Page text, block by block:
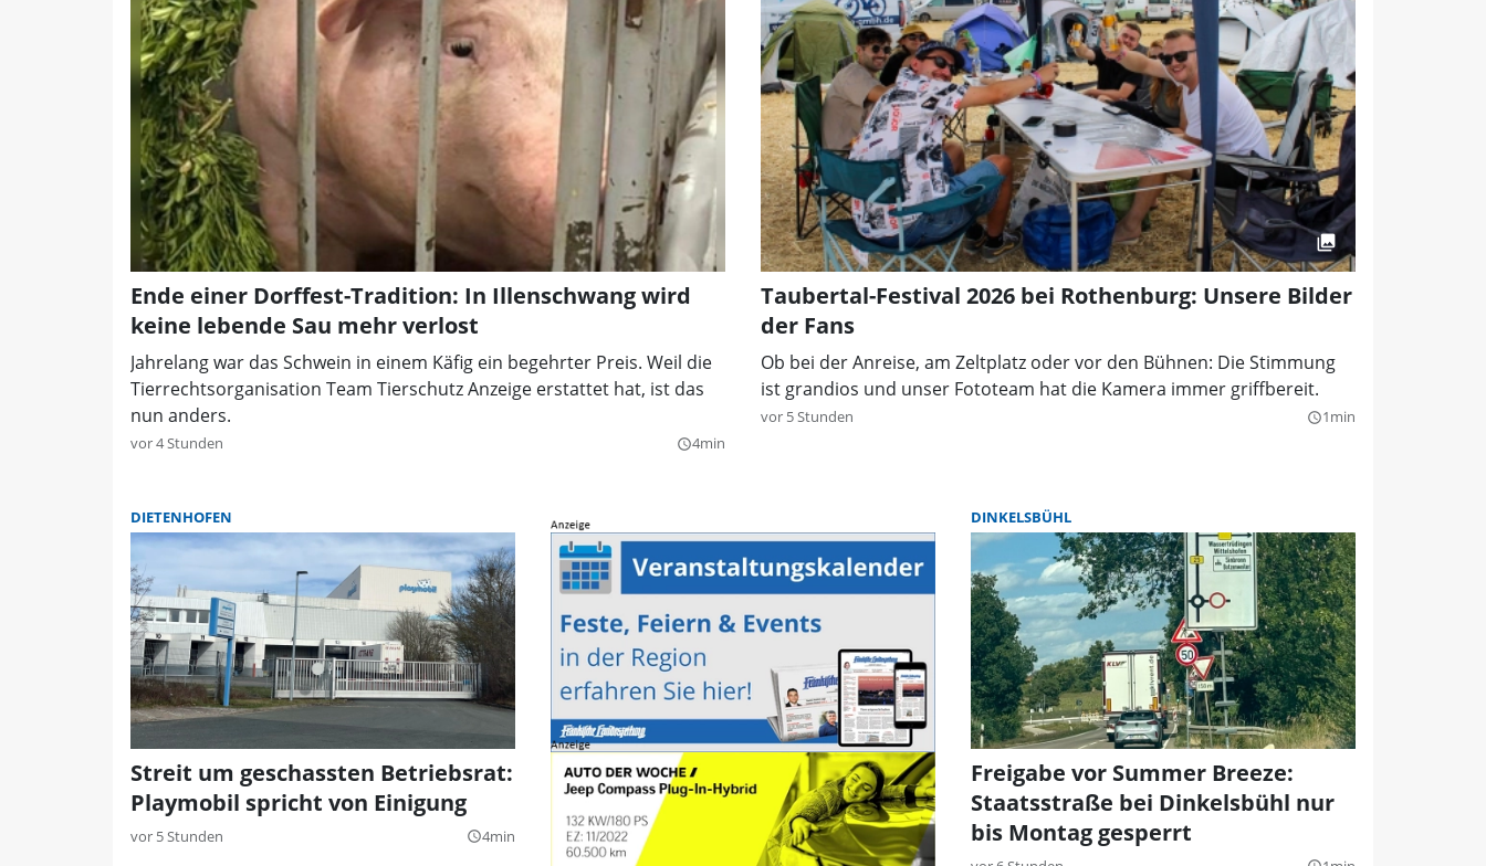
Ende einer Dorffest-Tradition: In Illenschwang wird
keine lebende Sau mehr verlost
Jahrelang war das Schwein in einem Käfig ein begehrter Preis. Weil die
Tierrechtsorganisation Team Tierschutz Anzeige erstattet hat, ist das
nun anders.
vor 4 Stunden query_builder4min
Taubertal-Festival 2026 bei Rothenburg: Unsere Bilder
der Fans
Ob bei der Anreise, am Zeltplatz oder vor den Bühnen: Die Stimmung
ist grandios und unser Fototeam hat die Kamera immer griffbereit.
vor 5 Stunden query_builder1min
DIETENHOFEN
Streit um geschassten Betriebsrat:
Playmobil spricht von Einigung
vor 5 Stunden query_builder4min
DINKELSBÜHL
Freigabe vor Summer Breeze:
Staatsstraße bei Dinkelsbühl nur
bis Montag gesperrt